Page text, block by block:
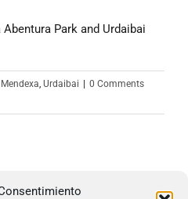
Park and Urdaibai
Mendexa, Urdaibai
0 Comments